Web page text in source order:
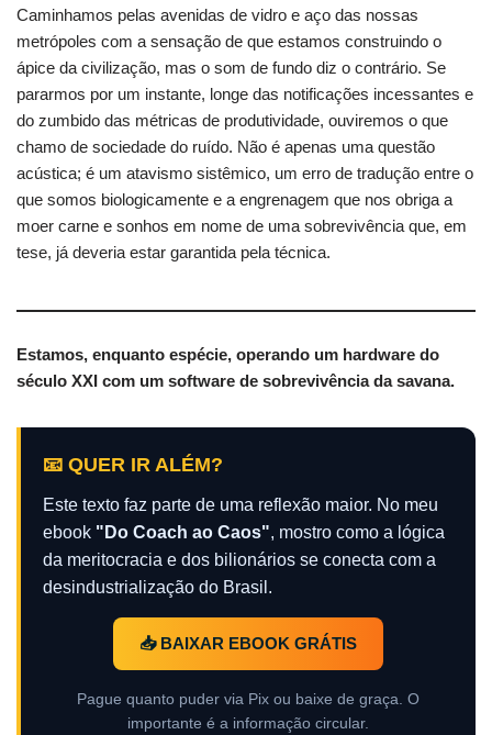
Caminhamos pelas avenidas de vidro e aço das nossas
metrópoles com a sensação de que estamos construindo o
ápice da civilização, mas o som de fundo diz o contrário. Se
pararmos por um instante, longe das notificações incessantes e
do zumbido das métricas de produtividade, ouviremos o que
chamo de sociedade do ruído. Não é apenas uma questão
acústica; é um atavismo sistêmico, um erro de tradução entre o
que somos biologicamente e a engrenagem que nos obriga a
moer carne e sonhos em nome de uma sobrevivência que, em
tese, já deveria estar garantida pela técnica.
Estamos, enquanto espécie, operando um hardware do
século XXI com um software de sobrevivência da savana.
📧 QUER IR ALÉM?
Este texto faz parte de uma reflexão maior. No meu
ebook "Do Coach ao Caos", mostro como a lógica
da meritocracia e dos bilionários se conecta com a
desindustrialização do Brasil.
📥 BAIXAR EBOOK GRÁTIS
Pague quanto puder via Pix ou baixe de graça. O
importante é a informação circular.